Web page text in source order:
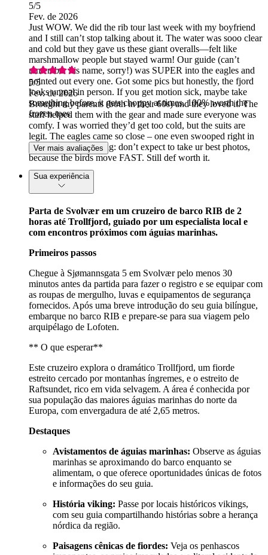
5/5
Fev. de 2026
Just WOW. We did the rib tour last week with my boyfriend
and I still can’t stop talking about it. The water was sooo clear
and cold but they gave us these giant overalls—felt like
marshmallow people but stayed warm! Our guide (can’t
remember his name, sorry!) was SUPER into the eagles and
pointed out every one. Got some pics but honestly, the fjord
looks unreal in person. If you get motion sick, maybe take
something before, it gets choppy at times. 100% worth the
frozen toes.
5/5
Fev. de 2026
Brought my parents (both in their 60s) and they loved it. The
staff helped them with the gear and made sure everyone was
comfy. I was worried they’d get too cold, but the suits are
legit. The eagles came so close – one even swooped right in
front of us! Only thing: don’t expect to take ur best photos,
because the birds move FAST. Still def worth it.
Ver mais avaliações
Sua experiência
Parta de Svolvær em um cruzeiro de barco RIB de 2
horas até Trollfjord, guiado por um especialista local e
com encontros próximos com águias marinhas.
Primeiros passos
Chegue à Sjømannsgata 5 em Svolvær pelo menos 30
minutos antes da partida para fazer o registro e se equipar com
as roupas de mergulho, luvas e equipamentos de segurança
fornecidos. Após uma breve introdução do seu guia bilíngue,
embarque no barco RIB e prepare-se para sua viagem pelo
arquipélago de Lofoten.
** O que esperar**
Este cruzeiro explora o dramático Trollfjord, um fiorde
estreito cercado por montanhas íngremes, e o estreito de
Raftsundet, rico em vida selvagem. A área é conhecida por
sua população das maiores águias marinhas do norte da
Europa, com envergadura de até 2,65 metros.
Destaques
Avistamentos de águias marinhas: Observe as águias
marinhas se aproximando do barco enquanto se
alimentam, o que oferece oportunidades únicas de fotos
e informações do seu guia.
História viking: Passe por locais históricos vikings,
com seu guia compartilhando histórias sobre a herança
nórdica da região.
Paisagens cênicas de fiordes: Veja os penhascos